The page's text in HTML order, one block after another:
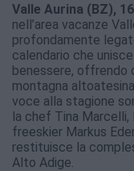
Valle Aurina (BZ),
nell’area vacanze
profondamente
calendario che
benessere, offrendo
montagna
voce alla stagione
la chef Tina
freeskier Markus
restituisce la
Alto Adige.